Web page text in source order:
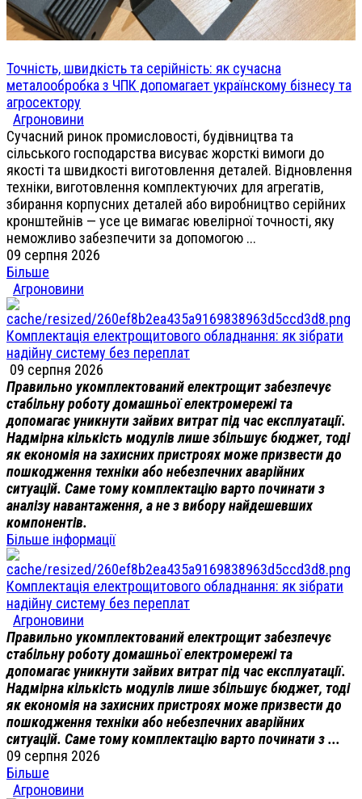
Точність, швидкість та серійність: як сучасна
металообробка з ЧПК допомагает українскому бізнесу та
агросектору
Агроновини
Сучасний ринок промисловості, будівництва та
сільського господарства висуває жорсткі вимоги до
якості та швидкості виготовлення деталей. Відновлення
техніки, виготовлення комплектуючих для агрегатів,
збирання корпусних деталей або виробництво серійних
кронштейнів — усе це вимагає ювелірної точності, яку
неможливо забезпечити за допомогою ...
09 серпня 2026
Більше
Агроновини
Комплектація електрощитового обладнання: як зібрати
надійну систему без переплат
09 серпня 2026
Правильно укомплектований електрощит забезпечує
стабільну роботу домашньої електромережі та
допомагає уникнути зайвих витрат під час експлуатації.
Надмірна кількість модулів лише збільшує бюджет, тоді
як економія на захисних пристроях може призвести до
пошкодження техніки або небезпечних аварійних
ситуацій. Саме тому комплектацію варто починати з
аналізу навантаження, а не з вибору найдешевших
компонентів.
Більше інформації
Комплектація електрощитового обладнання: як зібрати
надійну систему без переплат
Агроновини
Правильно укомплектований електрощит забезпечує
стабільну роботу домашньої електромережі та
допомагає уникнути зайвих витрат під час експлуатації.
Надмірна кількість модулів лише збільшує бюджет, тоді
як економія на захисних пристроях може призвести до
пошкодження техніки або небезпечних аварійних
ситуацій. Саме тому комплектацію варто починати з ...
09 серпня 2026
Більше
Агроновини